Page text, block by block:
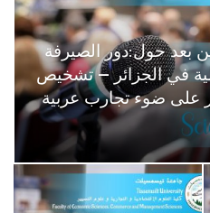
حول:دور الصيرفة
في الجزائر – تشخيص
على ضوء تجارب عربية